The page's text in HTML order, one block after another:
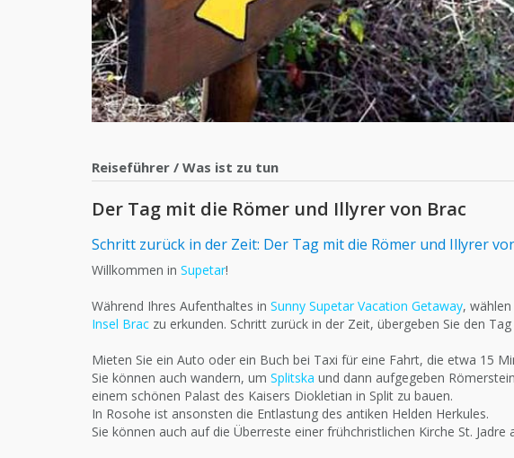
Reiseführer / Was ist zu tun
Der Tag mit die Römer und Illyrer von Brac
Schritt zurück in der Zeit: Der Tag mit die Römer und Illyrer
Willkommen in Supetar!
Während Ihres Aufenthaltes in Sunny Supetar Vacation Getaway,
Insel Brac zu erkunden. Schritt zurück in der Zeit, übergeben Sie den
Mieten Sie ein Auto oder ein Buch bei Taxi für eine Fahrt, die etwa 15
Sie können auch wandern, um Splitska und dann aufgegeben
einem schönen Palast des Kaisers Diokletian in Split zu bauen.
In Rosohe ist ansonsten die Entlastung des antiken Helden Herkules.
Sie können auch auf die Überreste einer frühchristlichen Kirche St.